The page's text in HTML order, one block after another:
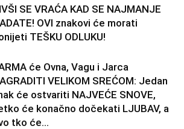
SE VRAĆA KAD SE NAJMANJE
OVI znakovi će morati
TEŠKU ODLUKU!
će Ovna, Vagu i Jarca
VELIKOM SREĆOM: Jedan
će ostvariti NAJVEĆE SNOVE,
će konačno dočekati LJUBAV, a
tko će...